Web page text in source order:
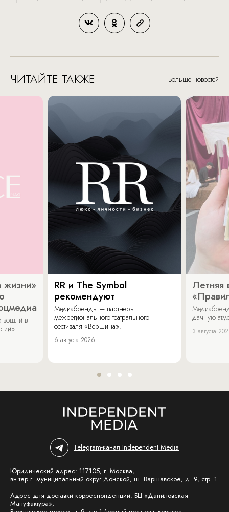
ЧИТАЙТЕ ТАКЖЕ Больше новостей
жизни»
вошли в
RR и The Symbol
рекомендуют
Медиабренды – партнеры
межрегионального театрального
фестиваля «Вершина».
6 августа 2026
Летняя
дачную
3 августа
Telegram-канал Independent Media
Юридический адрес: 117105, г. Москва,
вн.тер.г. муниципальный округ Донской, ш. Варшавское, д. 9, стр. 1
Адрес для доставки корреспонденции: БЦ «Даниловская
Мануфактура»,